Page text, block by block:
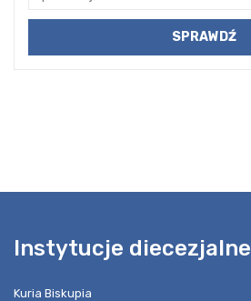
Instytucje diecezjalne
Kuria Biskupia